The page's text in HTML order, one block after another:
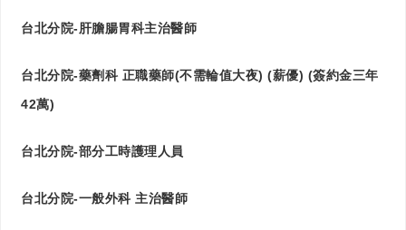
台北分院-肝膽腸胃科主治醫師
台北分院-藥劑科 正職藥師(不需輪值大夜) (薪優) (簽約金三年
42萬)
台北分院-部分工時護理人員
台北分院-一般外科 主治醫師